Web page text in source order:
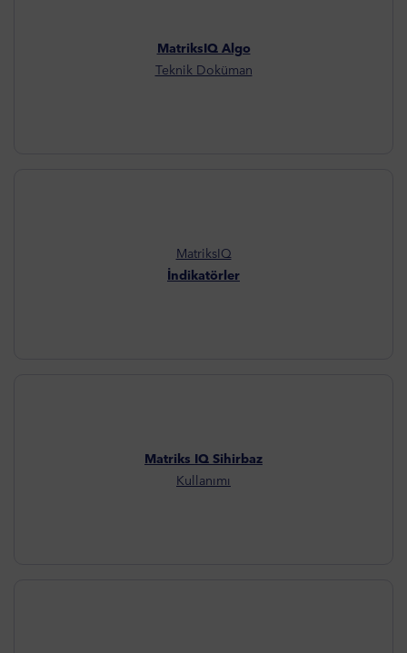
MatriksIQ Algo
Teknik Doküman
MatriksIQ
İndikatörler
Matriks IQ Sihirbaz
Kullanımı